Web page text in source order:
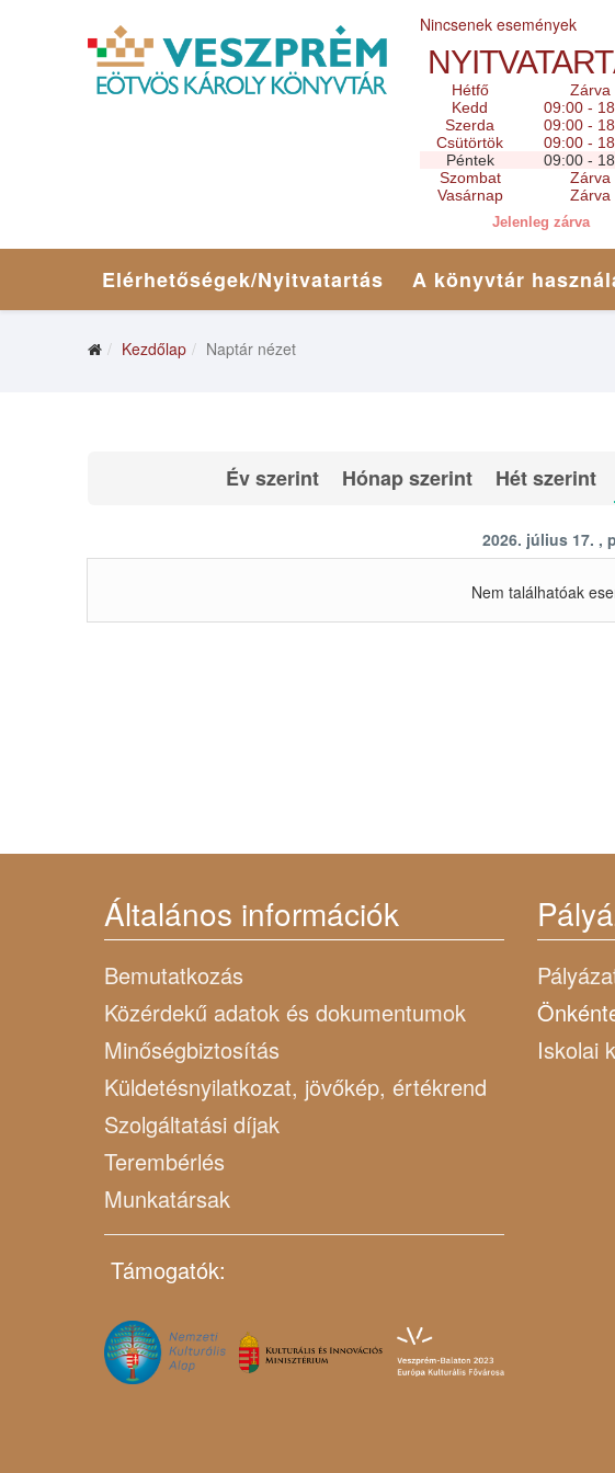
Nincsenek események
Hétfő
Zárva
Kedd
09:00 -
Szerda
09:00 -
Csütörtök
09:00 -
Péntek
09:00 -
Szombat
Zárva
Vasárnap
Zárva
Jelenleg zárva
Elérhetőségek/Nyitvatartás A könyvtár
Kezdőlap Naptár nézet
Év szerint Hónap szerint Hét szerint
2026. július 17. ,
Nem találhatóak
Általános információk
Bemutatkozás
Közérdekű adatok és dokumentumok
Minőségbiztosítás
Küldetésnyilatkozat, jövőkép, értékrend
Szolgáltatási díjak
Terembérlés
Munkatársak
Támogatók:
Iskolai